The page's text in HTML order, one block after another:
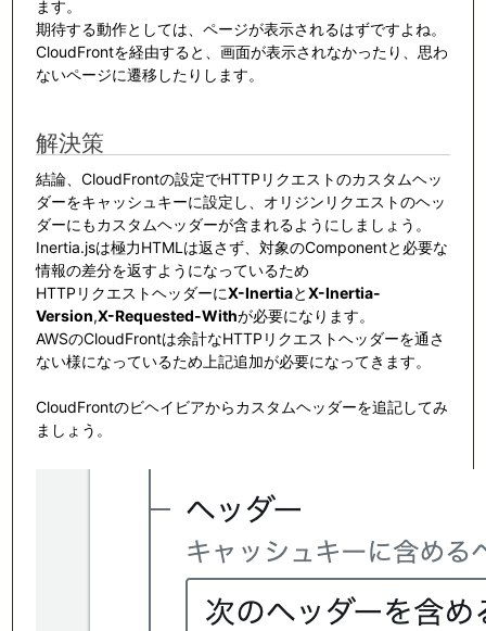
ます。
期待する動作としては、ページが表示されるはずですよね。
CloudFrontを経由すると、画面が表示されなかったり、思わ
ないページに遷移したりします。
解決策
結論、CloudFrontの設定でHTTPリクエストのカスタムヘッ
ダーをキャッシュキーに設定し、オリジンリクエストのヘッ
ダーにもカスタムヘッダーが含まれるようにしましょう。
Inertia.jsは極力HTMLは返さず、対象のComponentと必要な
情報の差分を返すようになっているため
HTTPリクエストヘッダーにX-InertiaとX-Inertia-
Version,X-Requested-Withが必要になります。
AWSのCloudFrontは余計なHTTPリクエストヘッダーを通さ
ない様になっているため上記追加が必要になってきます。
CloudFrontのビヘイビアからカスタムヘッダーを追記してみ
ましょう。